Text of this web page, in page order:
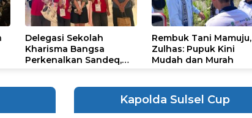
Delegasi Sekolah
Kharisma Bangsa
Perkenalkan Sandeq,
STEAM Olympiad 2026
Rembuk Tani Mamuju,
Zulhas: Pupuk Kini
Mudah dan Murah
Kapolda Sulsel Cup